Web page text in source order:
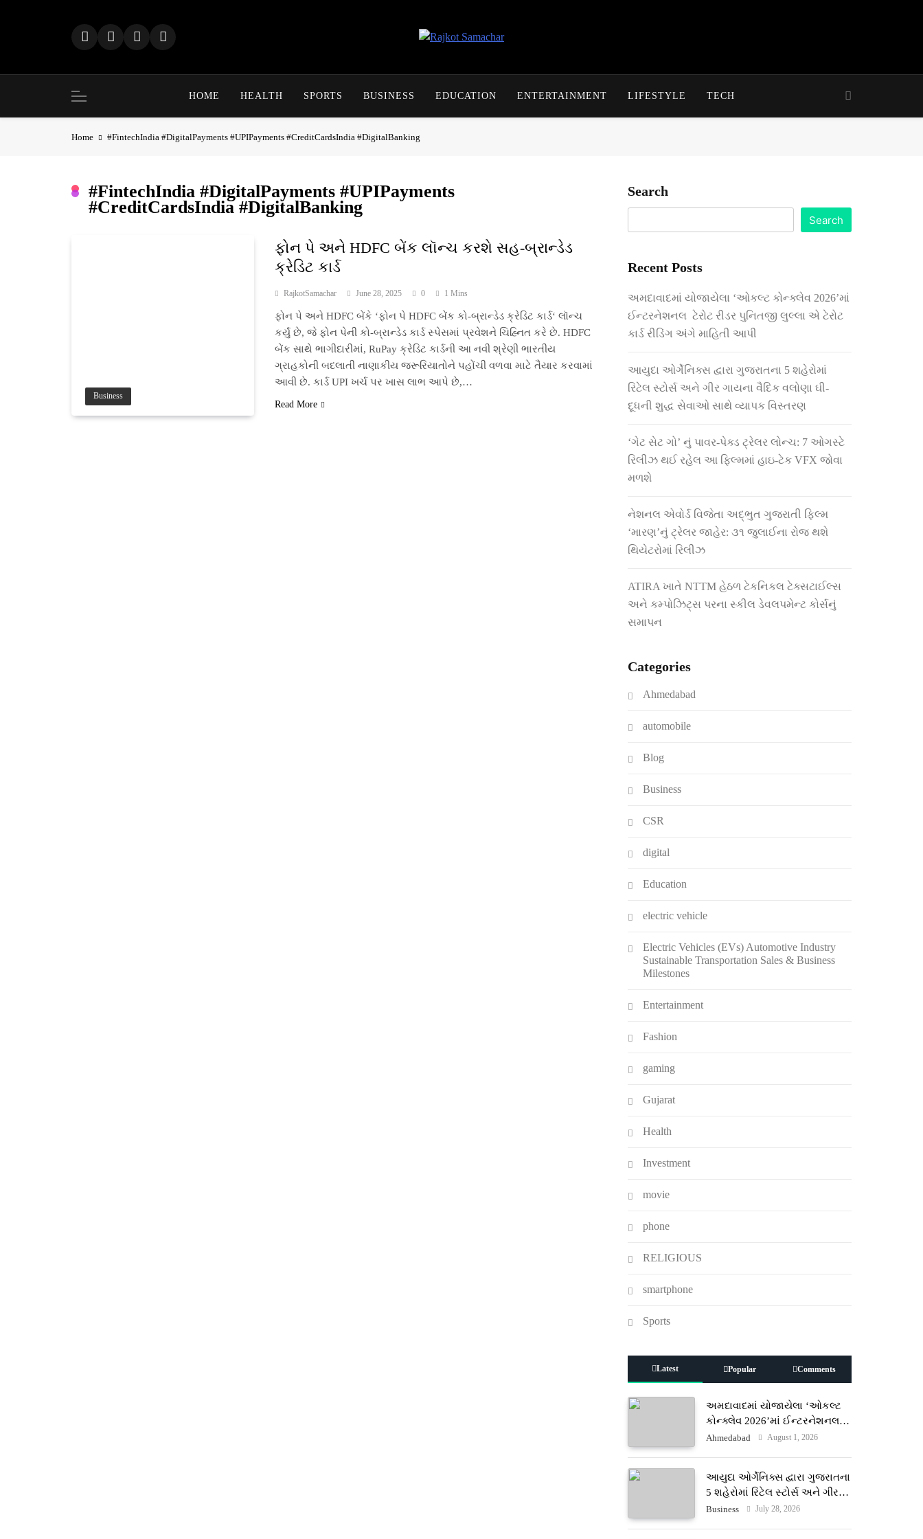
HOME HEALTH SPORTS BUSINESS EDUCATION ENTERTAINMENT LIFESTYLE TECH
Home #FintechIndia #DigitalPayments #UPIPayments #CreditCardsIndia #DigitalBanking
#FintechIndia #DigitalPayments #UPIPayments
#CreditCardsIndia #DigitalBanking
Business
ફોન પે અને HDFC બેંક લૉન્ચ કરશે સહ-બ્રાન્ડેડ
ક્રેડિટ કાર્ડ
RajkotSamachar June 28, 2025 0 1 Mins
ફોન પે અને HDFC બેંકે ‘ફોન પે HDFC બેંક કો-બ્રાન્ડેડ ક્રેડિટ કાર્ડ‘ લૉન્ચ
કર્યું છે, જે ફોન પેની કો-બ્રાન્ડેડ કાર્ડ સ્પેસમાં પ્રવેશને ચિહ્નિત કરે છે. HDFC
બેંક સાથે ભાગીદારીમાં, RuPay ક્રેડિટ કાર્ડની આ નવી શ્રેણી ભારતીય
ગ્રાહકોની બદલાતી નાણાકીય જરૂરિયાતોને પહોંચી વળવા માટે તૈયાર કરવામાં
આવી છે. કાર્ડ UPI ખર્ચ પર ખાસ લાભ આપે છે,…
Read More
Search
Search
Recent Posts
અમદાવાદમાં યોજાયેલા ‘ઓકલ્ટ કોન્ક્લેવ 2026’માં
ઈન્ટરનેશનલ ટેરોટ રીડર પુનિતજી લુલ્લા એ ટેરોટ
કાર્ડ રીડિંગ અંગે માહિતી આપી
આયુદા ઓર્ગેનિક્સ દ્વારા ગુજરાતના 5 શહેરોમાં
રિટેલ સ્ટોર્સ અને ગીર ગાયના વૈદિક વલોણા ઘી-
દૂધની શુદ્ધ સેવાઓ સાથે વ્યાપક વિસ્તરણ
‘ગેટ સેટ ગો’ નું પાવર-પેક્ડ ટ્રેલર લોન્ચ: 7 ઓગસ્ટે
રિલીઝ થઈ રહેલ આ ફિલ્મમાં હાઇ-ટેક VFX જોવા
મળશે
નેશનલ એવોર્ડ વિજેતા અદ્ભુત ગુજરાતી ફિલ્મ
‘મારણ’નું ટ્રેલર જાહેર: ૩૧ જુલાઈના રોજ થશે
થિયેટરોમાં રિલીઝ
ATIRA ખાતે NTTM હેઠળ ટેકનિકલ ટેક્સટાઈલ્સ
અને કમ્પોઝિટ્સ પરના સ્કીલ ડેવલપમેન્ટ કોર્સનું
સમાપન
Categories
Ahmedabad
automobile
Blog
Business
CSR
digital
Education
electric vehicle
Electric Vehicles (EVs) Automotive Industry
Sustainable Transportation Sales & Business
Milestones
Entertainment
Fashion
gaming
Gujarat
Health
Investment
movie
phone
RELIGIOUS
smartphone
Sports
Latest Popular Comments
અમદાવાદમાં યોજાયેલા ‘ઓકલ્ટ
કોન્ક્લેવ 2026’માં ઈન્ટરનેશનલ
ટેરોટ રીડર પુનિતજી લુલ્લા એ ટેરોટ
Ahmedabad August 1, 2026
આયુદા ઓર્ગેનિક્સ દ્વારા ગુજરાતના
5 શહેરોમાં રિટેલ સ્ટોર્સ અને ગીર
ગાયના વૈદિક વલોણા ઘી-દૂધની શુદ્ધ
Business July 28, 2026